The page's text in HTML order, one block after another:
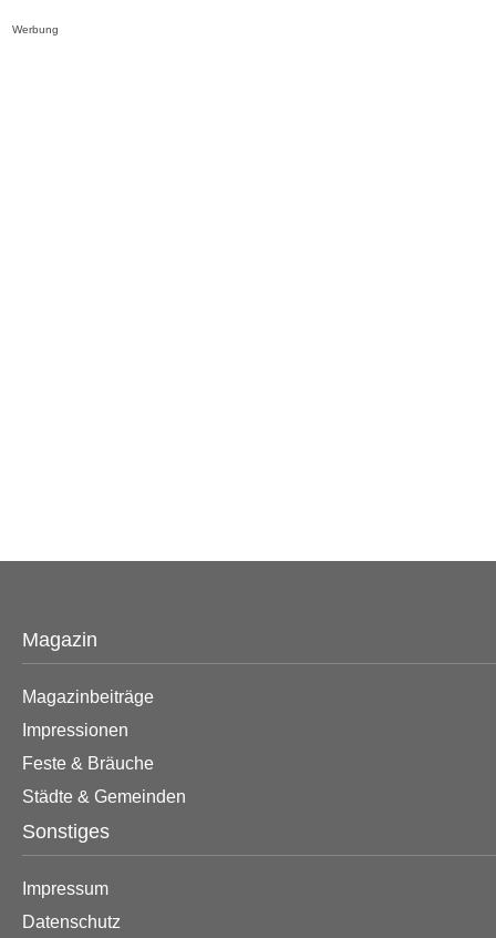
Werbung
Magazin
Magazinbeiträge
Impressionen
Feste & Bräuche
Städte & Gemeinden
Sonstiges
Impressum
Datenschutz